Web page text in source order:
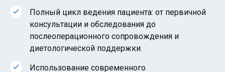
Полный цикл ведения пациента: от первичной
консультации и обследования до
послеоперационного сопровождения и
диетологической поддержки.
Использование современного